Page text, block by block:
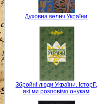
Духовна велич України
Збройні люди України. Історії,
які ми розповімо онукам